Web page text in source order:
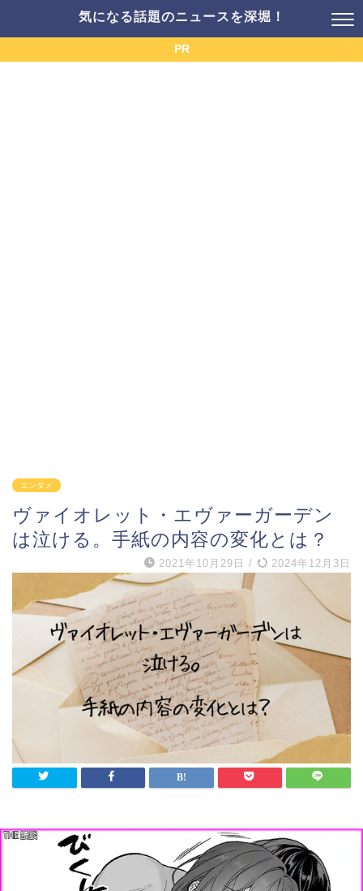
気になる話題のニュースを深堀！
PR
エンタメ
ヴァイオレット・エヴァーガーデン
は泣ける。手紙の内容の変化とは？
2021年10月29日 / 2024年12月3日